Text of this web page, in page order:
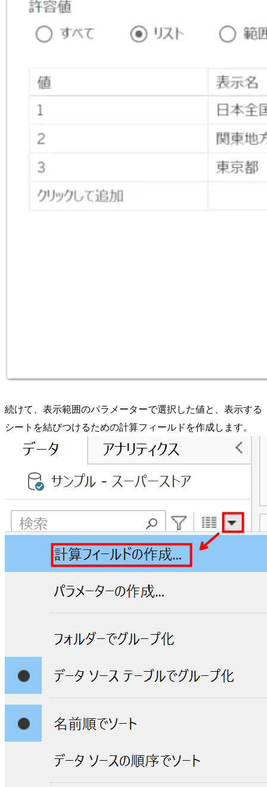
続けて、表示範囲のパラメーターで選択した値と、表示する
シートを結びつけるための計算フィールドを作成します。